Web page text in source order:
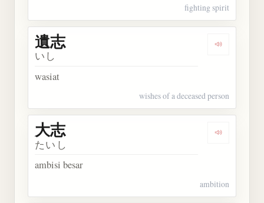
fighting spirit
Dengarkan
遺志
いし
wasiat
wishes of a deceased person
Dengarkan
大志
たいし
ambisi besar
ambition